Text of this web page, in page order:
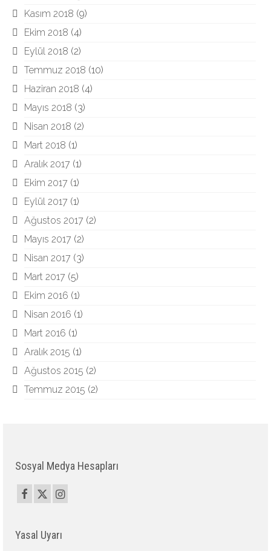
Kasım 2018 (9)
Ekim 2018 (4)
Eylül 2018 (2)
Temmuz 2018 (10)
Haziran 2018 (4)
Mayıs 2018 (3)
Nisan 2018 (2)
Mart 2018 (1)
Aralık 2017 (1)
Ekim 2017 (1)
Eylül 2017 (1)
Ağustos 2017 (2)
Mayıs 2017 (2)
Nisan 2017 (3)
Mart 2017 (5)
Ekim 2016 (1)
Nisan 2016 (1)
Mart 2016 (1)
Aralık 2015 (1)
Ağustos 2015 (2)
Temmuz 2015 (2)
Sosyal Medya Hesapları
Yasal Uyarı